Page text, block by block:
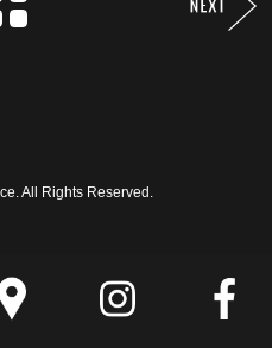
All Rights Reserved.